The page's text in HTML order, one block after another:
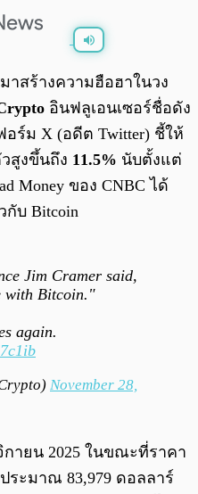
0:00 /0:00
าสร้างความฮือฮาในวง
อินฟลูเอนเซอร์ชื่อดัง
ร์ม X (อดีต Twitter) ชี้ให้
สูงขึ้นถึง 11.5% นับตั้งแต่
Money ของ CNBC ได้
กับ Bitcoin
Jim Cramer said,
with Bitcoin."
again.
November 28,
ายน 2025 ในขณะที่ราคา
ระมาณ 83,979 ดอลลาร์